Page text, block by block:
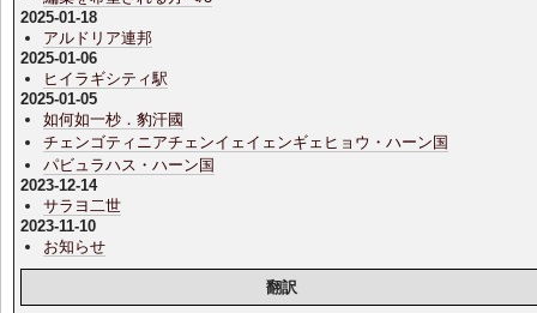
2025-01-18
アルドリア連邦
2025-01-06
ヒイラギシティ駅
2025-01-05
如何如一杪．豹汗國
チェンゴティニアチェンイェイェンギェヒョウ・ハーン国
パビュラハス・ハーン国
2023-12-14
サラヨ二世
2023-11-10
お知らせ
翻訳